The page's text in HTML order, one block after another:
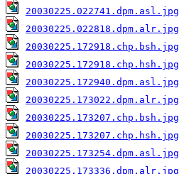
20030225.022741.dpm.asl.jpg
20030225.022818.dpm.alr.jpg
20030225.172918.chp.bsh.jpg
20030225.172918.chp.hsh.jpg
20030225.172940.dpm.asl.jpg
20030225.173022.dpm.alr.jpg
20030225.173207.chp.bsh.jpg
20030225.173207.chp.hsh.jpg
20030225.173254.dpm.asl.jpg
20030225.173336.dpm.alr.jpg